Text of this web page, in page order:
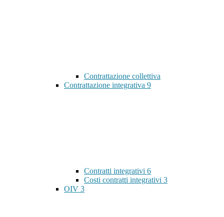
Contrattazione collettiva
Contrattazione integrativa 9
Contratti integrativi 6
Costi contratti integrativi 3
OIV 3